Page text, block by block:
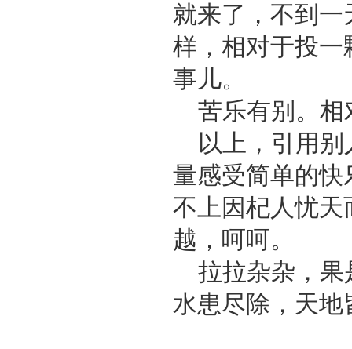
就来了，不到
样，相对于投
事儿。
苦乐有别。
以上，引用
量感受简单的
不上因杞人忧
越，呵呵。
拉拉杂杂，
水患尽除，天地